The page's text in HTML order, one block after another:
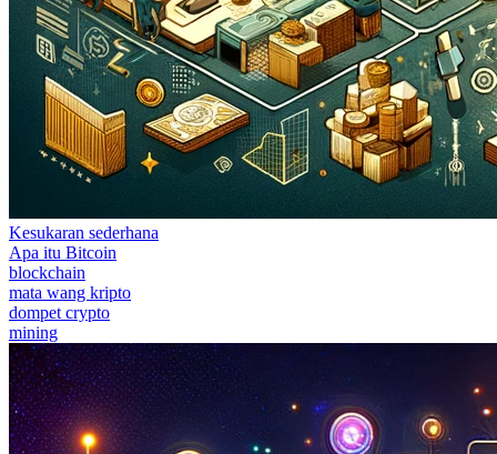
Kesukaran sederhana
Apa itu Bitcoin
blockchain
mata wang kripto
dompet crypto
mining